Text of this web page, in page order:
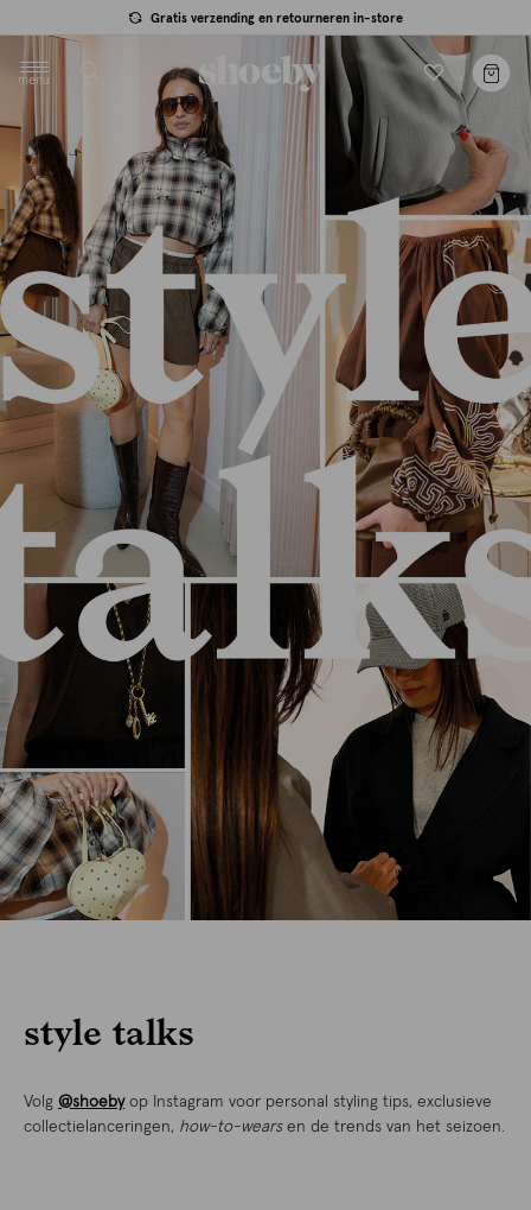
Gratis verzending en retourneren in-store
menu
label.header.toggle
style talks
Volg @shoebyop Instagram voor personal styling tips, exclusieve
collectielanceringen, how-to-wearsen de trends van het seizoen.